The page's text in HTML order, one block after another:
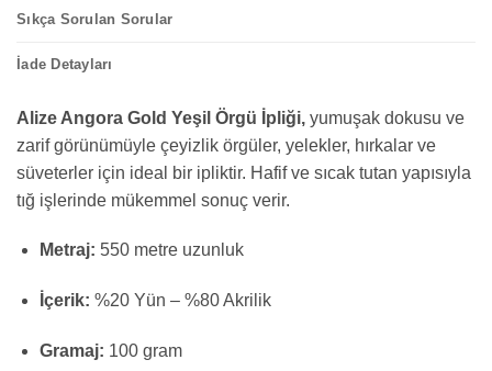
Sıkça Sorulan Sorular
İade Detayları
Alize Angora Gold Yeşil Örgü İpliği, yumuşak dokusu ve
zarif görünümüyle çeyizlik örgüler, yelekler, hırkalar ve
süveterler için ideal bir ipliktir. Hafif ve sıcak tutan yapısıyla
tığ işlerinde mükemmel sonuç verir.
Metraj: 550 metre uzunluk
İçerik: %20 Yün – %80 Akrilik
Gramaj: 100 gram